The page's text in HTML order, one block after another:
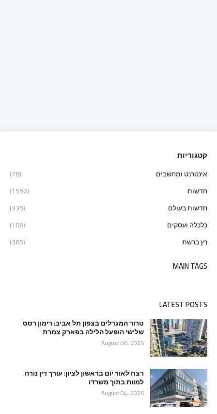
קטגוריות
אינטרנט ומחשבים
(78)
חדשות
(1592)
חדשות בעולם
(335)
כלכלה ועסקים
(106)
רץ ברשת
(385)
MAIN TAGS
LATEST POSTS
טרור המגדלים בצפון תל אביב: רימון רסס
שלישי הופעל הלילה בפארק צמרת
August 06, 2026
רצח לאור יום בראשון לציון: עורך דין נורה
למוות בתוך משרדו
August 04, 2026